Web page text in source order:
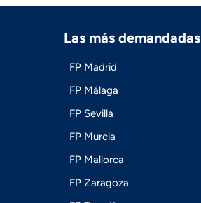
Las más demandadas
FP Madrid
FP Málaga
FP Sevilla
FP Murcia
FP Mallorca
FP Zaragoza